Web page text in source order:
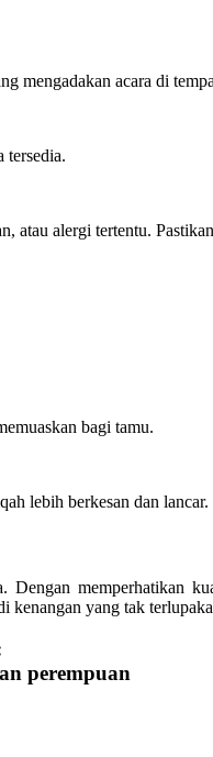
mengadakan acara di
tersedia.
atau alergi tertentu.
bagi tamu.
lebih berkesan dan lancar.
memperhatikan
kenangan yang tak
perempuan